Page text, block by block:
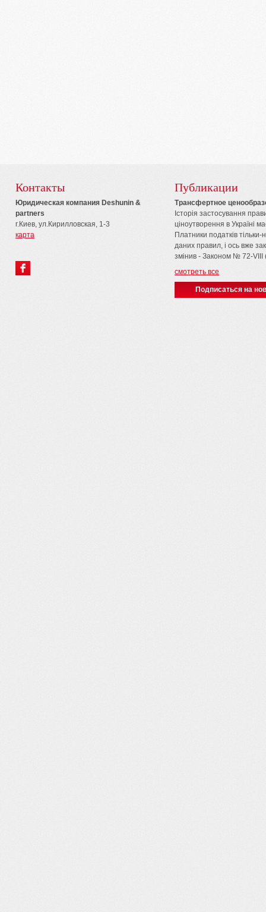
Контакты
Юридическая компания Deshunin &
partners
г.Киев, ул.Кирилловская, 1-3
карта
Публикации
Трансфертное
Історія застосування
ціноутворення в Україні
Платники податків
даних правил, і ось вже
змінив - Законом № 72-VIII
смотреть все
Подписаться на